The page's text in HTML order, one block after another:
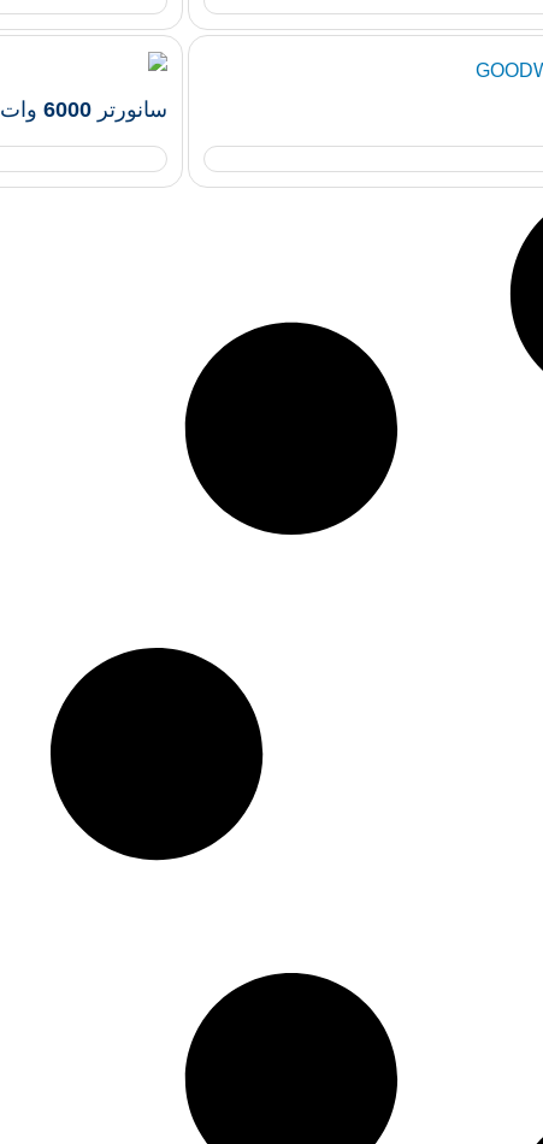
سانورتر 6000 وات , 48 ولت , 140 آمپر GOODWE